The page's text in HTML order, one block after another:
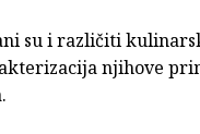
su i različiti
njihove